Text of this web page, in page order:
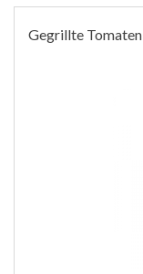
Gegrillte Tomaten